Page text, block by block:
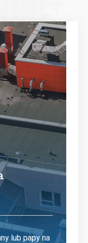
lub papy na